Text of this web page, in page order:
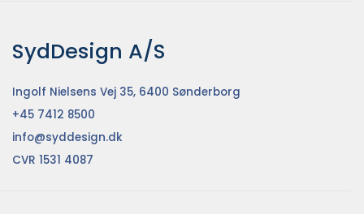
SydDesign A/S
Ingolf Nielsens Vej 35, 6400 Sønderborg
+45 7412 8500
info@syddesign.dk
CVR 1531 4087